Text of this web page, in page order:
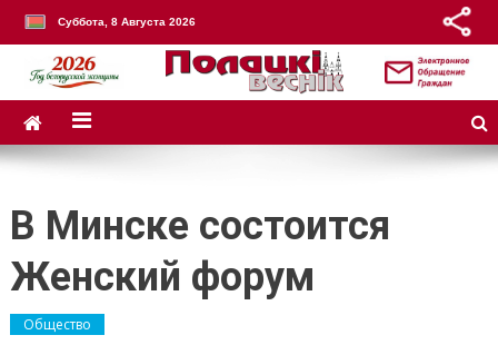
Суббота, 8 Августа 2026
В Минске состоится
Женский форум
Общество